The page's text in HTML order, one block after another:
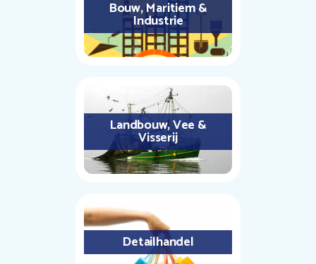
Bouw, Maritiem &
Industrie
Landbouw, Vee &
Visserij
Detailhandel